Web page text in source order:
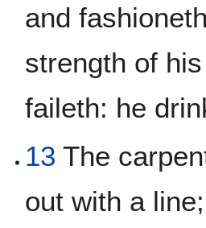
and
strength of
faileth: he
13 The
out with a